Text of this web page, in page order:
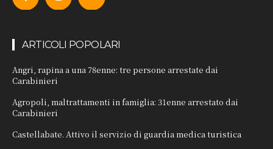
ARTICOLI POPOLARI
Angri, rapina a una 78enne: tre persone arrestate dai
Carabinieri
Agropoli, maltrattamenti in famiglia: 31enne arrestato dai
Carabinieri
Castellabate. Attivo il servizio di guardia medica turistica